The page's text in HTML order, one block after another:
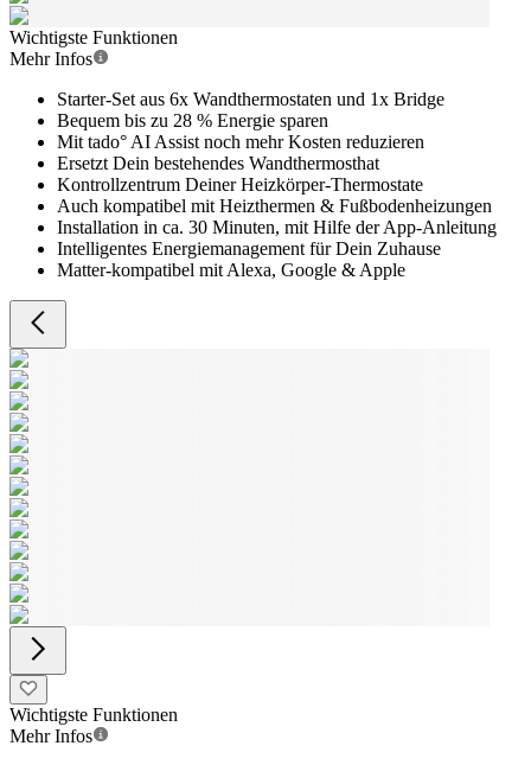
Wichtigste Funktionen
Mehr Infos
Starter-Set aus 6x Wandthermostaten und 1x Bridge
Bequem bis zu 28 % Energie sparen
Mit tado° AI Assist noch mehr Kosten reduzieren
Ersetzt Dein bestehendes Wandthermosthat
Kontrollzentrum Deiner Heizkörper-Thermostate
Auch kompatibel mit Heizthermen & Fußbodenheizungen
Installation in ca. 30 Minuten, mit Hilfe der App-Anleitung
Intelligentes Energiemanagement für Dein Zuhause
Matter-kompatibel mit Alexa, Google & Apple
Wichtigste Funktionen
Mehr Infos